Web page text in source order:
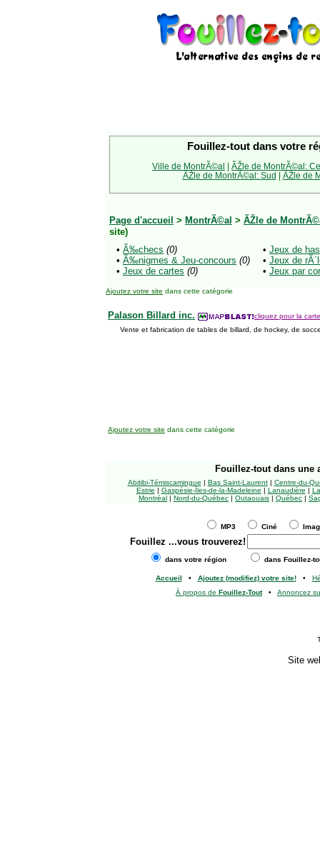
Fouillez-tout dans votre
Ville de MontrÃ©al | ÃŽle de MontrÃ©al:
ÃŽle de MontrÃ©al: Sud | ÃŽle de
Page d'accueil > MontrÃ©al > ÃŽle de
site)
• Ã‰checs (0)
• Ã‰nigmes & Jeu-concours (0)
• Jeux de cartes (0)
• Jeux de
• Jeux de
• Jeux par
Ajoutez votre site dans cette catégorie
Palason Billard inc.
cliquez pour la
Vente et fabrication de tables de billard, de hockey, de
Ajoutez votre site dans cette catégorie
Fouillez-tout dans une
Abitibi-Témiscamingue | Bas Saint-Laurent| Centre-du-
Estrie | Gaspésie-Îles-de-la-Madeleine | Lanaudière |
Montréal | Nord-du-Québec | Outaouais | Québec |
MP3 Ciné
Fouillez ...vous trouverez!
dans votre région dans Fouillez-
Accueil • Ajoutez (modifiez) votre site!•
À propos de Fouillez-Tout• Annoncez
Site